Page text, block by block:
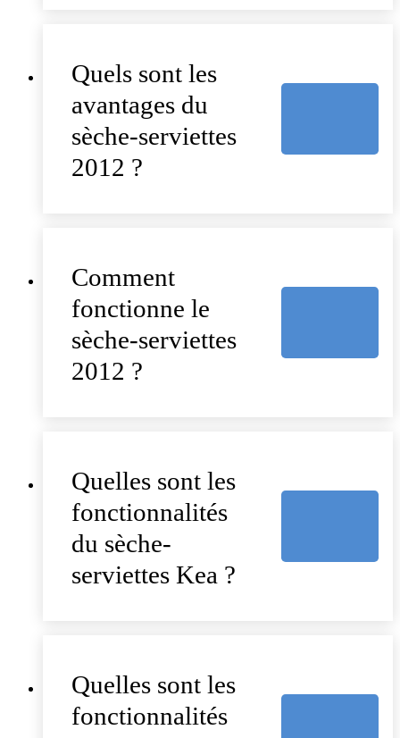
Quels sont les
avantages du
sèche-serviettes
2012 ?
Comment
fonctionne le
sèche-serviettes
2012 ?
Quelles sont les
fonctionnalités
du sèche-
serviettes Kea ?
Quelles sont les
fonctionnalités